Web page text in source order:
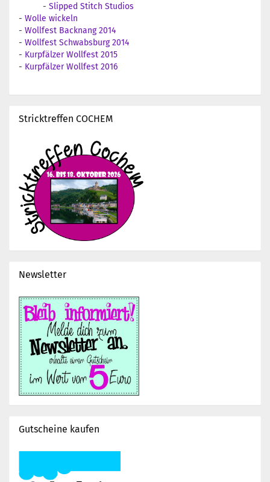
- Slipped Stitch Studios
- Wolle wickeln
- Wollfest Backnang 2014
- Wollfest Schwabsburg 2014
- Kurpfälzer Wollfest 2015
- Kurpfälzer Wollfest 2016
Stricktreffen COCHEM
Newsletter
Gutscheine kaufen